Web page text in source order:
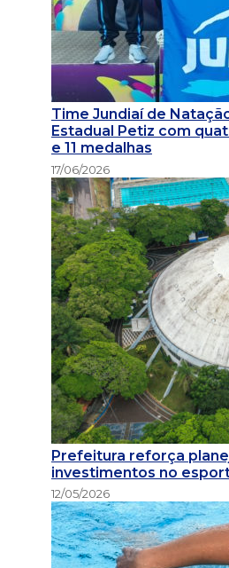
Time Jundiaí de
Estadual Petiz com
e 11 medalhas
17/06/2026
Prefeitura reforça
investimentos no
12/05/2026